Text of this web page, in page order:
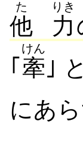
他
た
力
りき
｢ 牽
けん
｣
にあ